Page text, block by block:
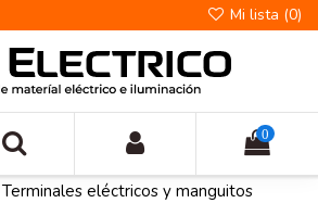
Mi lista (0)
0
Terminales eléctricos y manguitos